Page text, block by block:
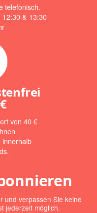
telefonisch.
12:30 & 13:30
von 40 €
innerhalb
und verpassen Sie keine
jederzeit möglich.